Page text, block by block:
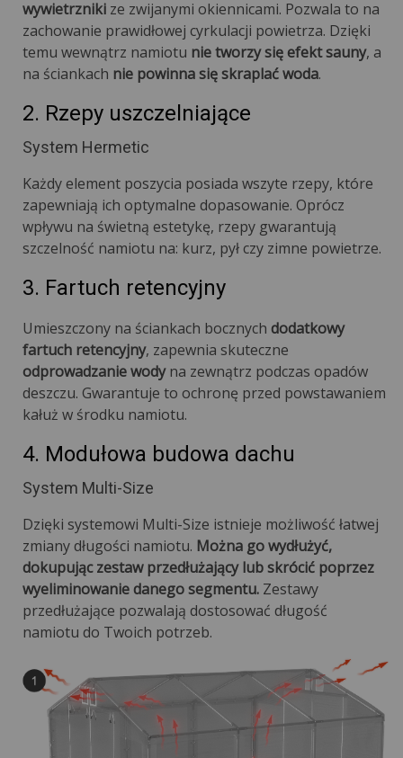
wywietrzniki ze zwijanymi okiennicami. Pozwala to na
zachowanie prawidłowej cyrkulacji powietrza. Dzięki
temu wewnątrz namiotu nie tworzy się efekt sauny, a
na ściankach nie powinna się skraplać woda.
2. Rzepy uszczelniające
System Hermetic
Każdy element poszycia posiada wszyte rzepy, które
zapewniają ich optymalne dopasowanie. Oprócz
wpływu na świetną estetykę, rzepy gwarantują
szczelność namiotu na: kurz, pył czy zimne powietrze.
3. Fartuch retencyjny
Umieszczony na ściankach bocznych dodatkowy
fartuch retencyjny, zapewnia skuteczne
odprowadzanie wodyna zewnątrz podczas opadów
deszczu. Gwarantuje to ochronę przed powstawaniem
kałuż w środku namiotu.
4. Modułowa budowa dachu
System Multi-Size
Dzięki systemowi Multi-Size istnieje możliwość łatwej
zmiany długości namiotu. Można go wydłużyć,
dokupując zestaw przedłużający lub skrócić poprzez
wyeliminowanie danego segmentu. Zestawy
przedłużające pozwalają dostosować długość
namiotu do Twoich potrzeb.